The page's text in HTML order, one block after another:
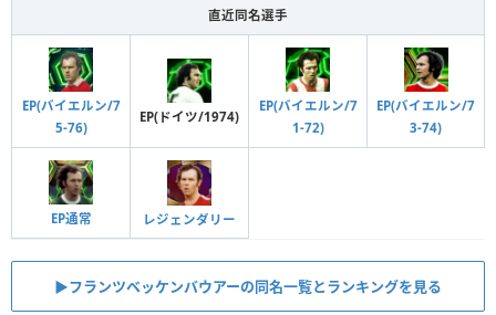
直近同名選手
EP(バイエルン/7
5-76)
EP(ドイツ/1974)
EP(バイエルン/7
1-72)
EP(バイエルン/7
3-74)
EP通常 レジェンダリー
▶︎フランツベッケンバウアーの同名一覧とランキングを見る